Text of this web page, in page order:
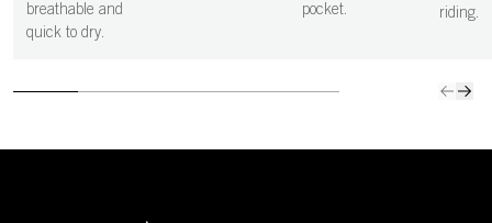
breathable and
quick to dry.
pocket.
riding.